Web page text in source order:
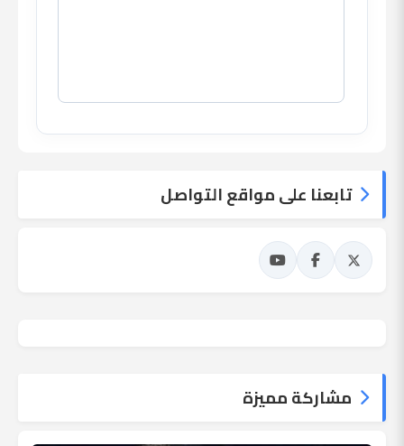
تابعنا على مواقع التواصل
مشاركة مميزة